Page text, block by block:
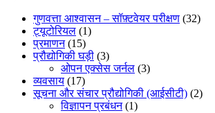
गुणवत्ता आश्वासन – सॉफ़्टवेयर परीक्षण (32)
ट्यूटोरियल (1)
प्रमाणन(15)
प्रौद्योगिकी घड़ी (3)
ओपन एक्सेस जर्नल (3)
व्यवसाय (17)
सूचना और संचार प्रौद्योगिकी (आईसीटी) (2)
विज्ञापन प्रबंधन(1)